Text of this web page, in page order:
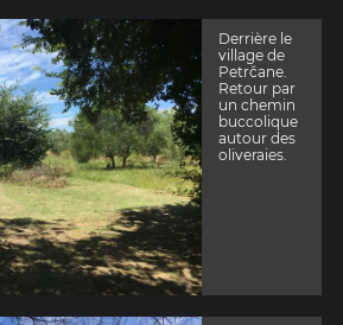
Derrière le
village de
Petrčane.
Retour par
un chemin
buccolique
autour des
oliveraies.